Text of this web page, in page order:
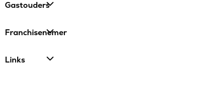
Gastouders
Franchisenemer
Links